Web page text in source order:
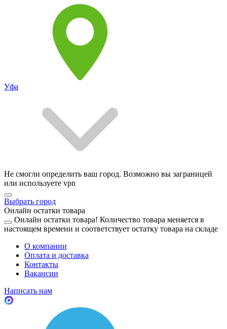
Уфа
Не смогли определить ваш город. Возможно вы заграницей
или используете vpn
Выбрать город
Онлайн остатки товара
Онлайн остатки товара! Количество товара меняется в
настоящем времени и соответствует остатку товара на складе
О компании
Оплата и доставка
Контакты
Вакансии
Написать нам